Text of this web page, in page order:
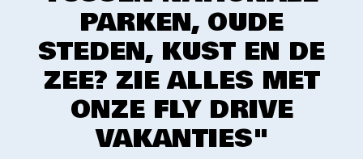
PARKEN, OUDE
STEDEN, KUST EN DE
ZEE? ZIE ALLES MET
ONZE FLY DRIVE
VAKANTIES"